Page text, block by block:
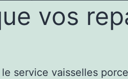
vos
service vaisselles